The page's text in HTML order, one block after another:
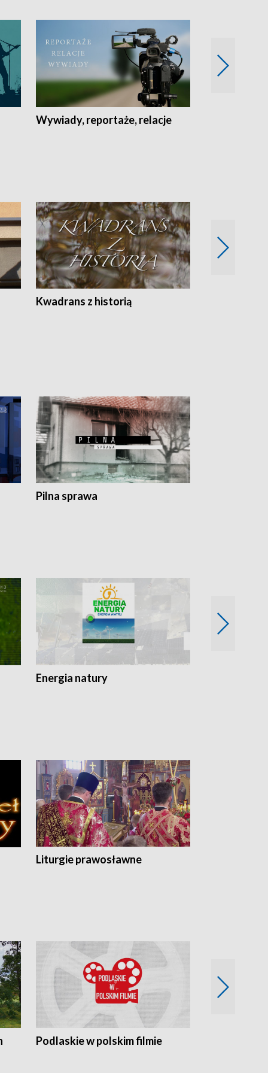
Wywiady, reportaże, relacje
Kwadrans z historią
Pilna sprawa
Energia natury
Liturgie prawosławne
Podlaskie w polskim filmie